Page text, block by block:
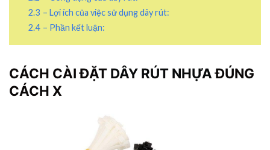
2.3 – Lợi ích của việc sử dụng dây rút:
2.4 – Phần kết luận:
CÁCH CÀI ĐẶT DÂY RÚT NHỰAĐÚNG
CÁCH X